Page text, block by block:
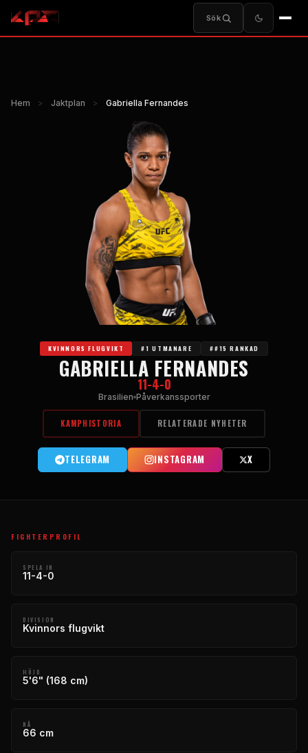
Sök
Hem > Jaktplan > Gabriella Fernandes
KVINNORS FLUGVIKT #1 UTMANARE ##15 RANKAD
GABRIELLA FERNANDES
11-4-0
Brasilien Påverkanssporter
KAMPHISTORIA RELATERADE NYHETER
TELEGRAM INSTAGRAM X
FIGHTERPROFIL
SPELA IN
11-4-0
DIVISION
Kvinnors flugvikt
HÖJD
5'6" (168 cm)
NÅ
66 cm